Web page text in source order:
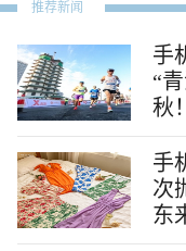
推荐新闻
手
“
秋
手
次
东